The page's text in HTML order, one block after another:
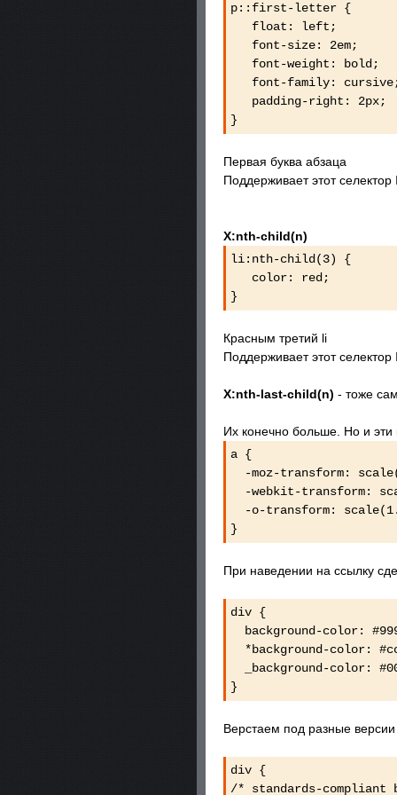
p::first-letter {
float: left;
font-size: 2em;
font-weight: bold;
font-family:
padding-right:
}
Первая буква абзаца
Поддерживает этот
X:nth-child(n)
li:nth-child(3) {
color: red;
}
Красным третий li
Поддерживает этот
X:nth-last-child(n) - тоже
Их конечно больше. Но и
a {
-moz-transform:
-webkit-transform:
-o-transform:
}
При наведении на ссылку
div {
background-color:
*background-color:
_background-color:
}
Верстаем под разные
div {
/* standards-compliant